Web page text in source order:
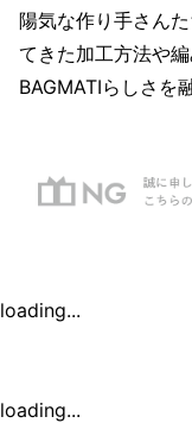
陽気な作り手さん
てきた加工方法や
BAGMATIらしさを
loading...
loading...